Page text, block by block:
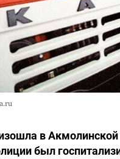
в Акмолинской
был